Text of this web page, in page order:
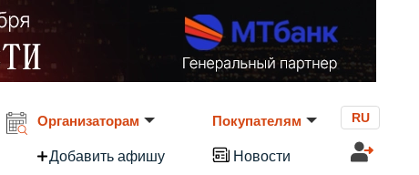
Организаторам
Добавить афишу
Покупателям
Новости
RU